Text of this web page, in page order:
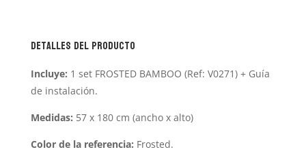
Detalles del producto
Incluye: 1 set FROSTED BAMBOO (Ref: V0271) + Guía
de instalación.
Medidas: 57 x 180 cm (ancho x alto)
Color de la referencia: Frosted.